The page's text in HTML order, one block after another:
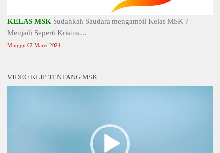
KELAS MSK Sudahkah Saudara mengambil Kelas MSK ?
Menjadi Seperti Kristus....
Minggu 02 Maret 2024
VIDEO KLIP TENTANG MSK